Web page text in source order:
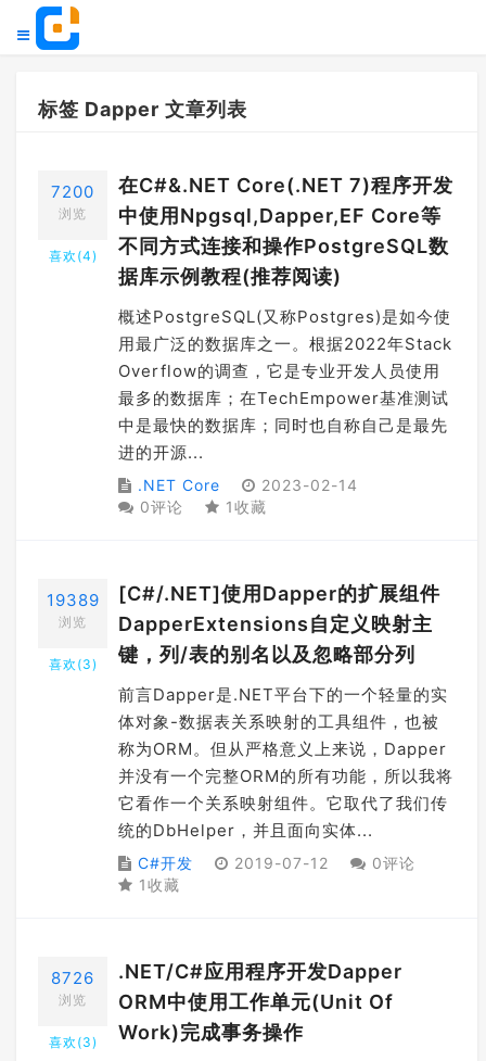
标签 Dapper 文章列表
7200
浏览
喜欢(4)
在C#&.NET Core(.NET 7)程序开发
中使用Npgsql,Dapper,EF Core等
不同方式连接和操作PostgreSQL数
据库示例教程(推荐阅读)
概述PostgreSQL(又称Postgres)是如今使
用最广泛的数据库之一。根据2022年Stack
Overflow的调查，它是专业开发人员使用
最多的数据库；在TechEmpower基准测试
中是最快的数据库；同时也自称自己是最先
进的开源...
.NET Core
2023-02-14
0评论
1收藏
19389
浏览
喜欢(3)
[C#/.NET]使用Dapper的扩展组件
DapperExtensions自定义映射主
键，列/表的别名以及忽略部分列
前言Dapper是.NET平台下的一个轻量的实
体对象-数据表关系映射的工具组件，也被
称为ORM。但从严格意义上来说，Dapper
并没有一个完整ORM的所有功能，所以我将
它看作一个关系映射组件。它取代了我们传
统的DbHelper，并且面向实体...
C#开发 2019-07-12
0评论
1收藏
8726
浏览
喜欢(3)
.NET/C#应用程序开发Dapper
ORM中使用工作单元(Unit Of
Work)完成事务操作